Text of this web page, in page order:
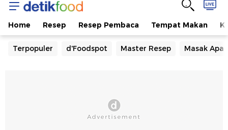
Home Resep Resep Pembaca Tempat Makan
Terpopuler d'Foodspot Master Resep Masak Apa